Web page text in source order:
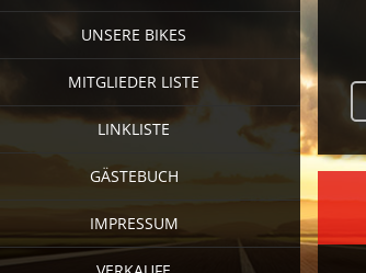
UNSERE BIKES
MITGLIEDER LISTE
LINKLISTE
GÄSTEBUCH
IMPRESSUM